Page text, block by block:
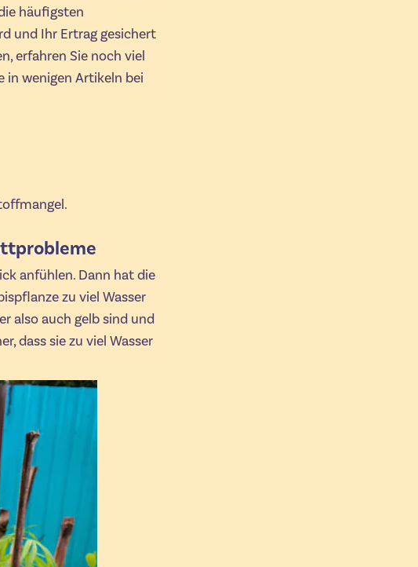
häufigsten
und Ihr Ertrag gesichert
erfahren Sie noch viel
in wenigen Artikeln bei
anfühlen. Dann hat die
zu viel Wasser
also auch gelb sind und
dass sie zu viel Wasser